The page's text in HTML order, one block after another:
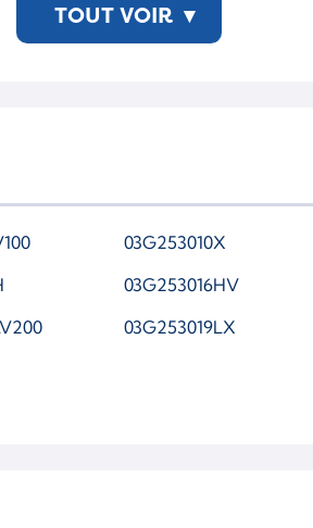
TOUT VOIR ▾
03G253010X
03G253016HV
03G253019LX